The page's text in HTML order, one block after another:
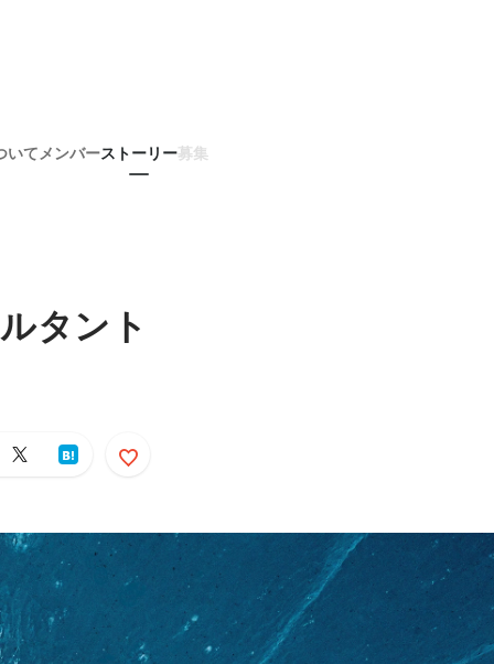
いて メンバーストーリー募集
タント